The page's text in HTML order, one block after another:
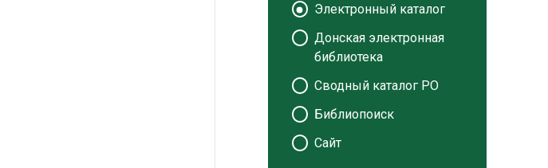
Электронный каталог
Донская электронная
библиотека
Сводный каталог РО
Библиопоиск
Сайт